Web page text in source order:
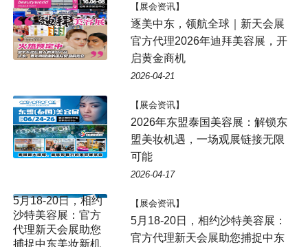
【展会资讯】
逐美中东，领航全球｜新天会展
官方代理2026年迪拜美容展，开
启黄金商机
2026-04-21
【展会资讯】
2026年东盟泰国美容展：解锁东
盟美妆机遇，一场观展链接无限
可能
2026-04-17
【展会资讯】
5月18-20日，相约沙特美容展：
官方代理新天会展助您捕捉中东